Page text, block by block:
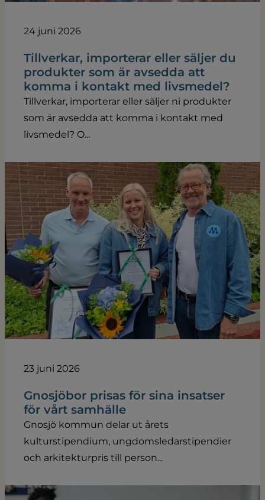
24 juni 2026
Tillverkar, importerar eller säljer du
produkter som är avsedda att
komma i kontakt med livsmedel?
Tillverkar, importerar eller säljer ni produkter
som är avsedda att komma i kontakt med
livsmedel? O...
23 juni 2026
Gnosjöbor prisas för sina insatser
för vårt samhälle
Gnosjö kommun delar ut årets
kulturstipendium, ungdomsledarstipendier
och arkitekturpris till person...